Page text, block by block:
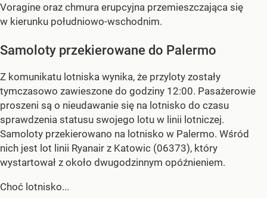
Voragine oraz chmura erupcyjna przemieszczająca się
w kierunku południowo-wschodnim.
Samoloty przekierowane do Palermo
Z komunikatu lotniska wynika, że przyloty zostały
tymczasowo zawieszone do godziny 12:00. Pasażerowie
proszeni są o nieudawanie się na lotnisko do czasu
sprawdzenia statusu swojego lotu w linii lotniczej.
Samoloty przekierowano na lotnisko w Palermo. Wśród
nich jest lot linii Ryanair z Katowic (06373), który
wystartował z około dwugodzinnym opóźnieniem.
Choć lotnisko...